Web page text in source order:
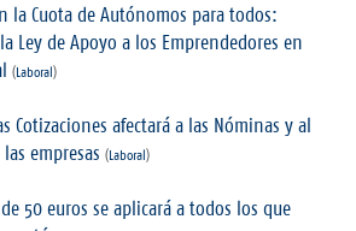
la Cuota de Autónomos para todos:
Ley de Apoyo a los Emprendedores en
(Laboral)
Cotizaciones afectará a las Nóminas y al
empresas (Laboral)
50 euros se aplicará a todos los que